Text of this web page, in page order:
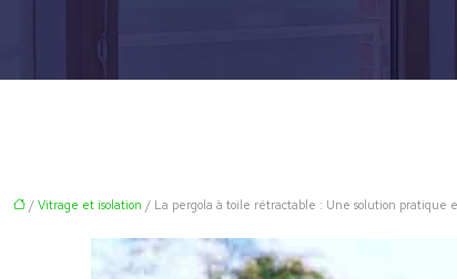
/ Vitrage et isolation / La pergola à toile rétractable : Une solution